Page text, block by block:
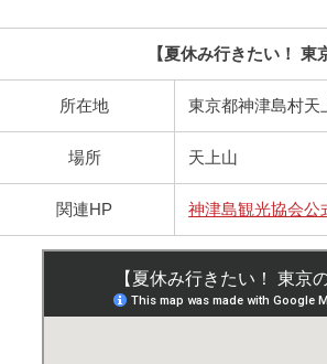
【夏休み行きたい！
所在地 東京都神津島村天
場所 天上山
関連HP 神津島観光協会公